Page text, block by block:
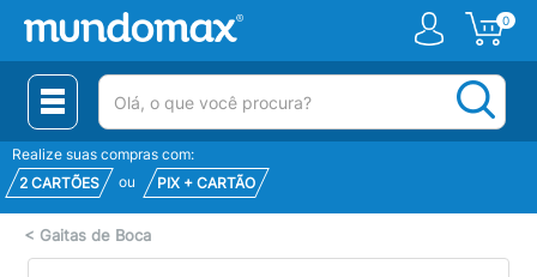
0
(pesquisar)
Realize suas compras com:
2 CARTÕES
ou PIX + CARTÃO
< Gaitas de Boca